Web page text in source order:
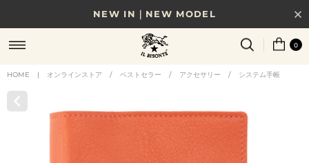
NEW IN｜NEW MODEL
8/17(月)10時まで｜税込11,000円以上で送料無料
贈る相手やシーンから選べる、新しいギフトガイド
0
HOME | オンラインストア / ベストセラー / アクセサリー / システム手帳